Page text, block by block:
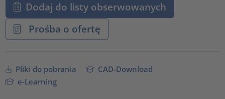
Dodaj do listy obserwowanych
Prośba o ofertę
Pliki do pobrania
CAD-Download
e-Learning